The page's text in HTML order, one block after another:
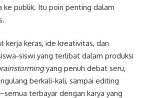
ke publik. Itu poin penting dalam
kerja keras, ide kreativitas, dan
siswi yang terlibat dalam produksi
yang penuh debat seru,
berkali-kali, sampai editing
terbayar dengan karya yang